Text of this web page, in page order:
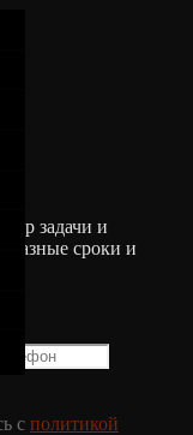
задачи и
разные сроки и
с политикой